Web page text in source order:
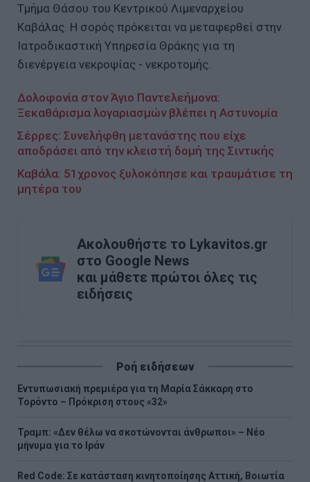
Τμήμα Θάσου του Κεντρικού Λιμεναρχείου
Καβάλας. Η σορός πρόκειται να μεταφερθεί στην
Ιατροδικαστική Υπηρεσία Θράκης για τη
διενέργεια νεκροψίας - νεκροτομής.
Δολοφονία στον Άγιο Παντελεήμονα:
Ξεκαθάρισμα λογαριασμών βλέπει η Αστυνομία
Σέρρες: Συνελήφθη μετανάστης που είχε
αποδράσει από την κλειστή δομή της Σιντικής
Καβάλα: 51χρονος ξυλοκόπησε και τραυμάτισε τη
μητέρα του
Ακολουθήστε το Lykavitos.gr
στο Google News
και μάθετε πρώτοι όλες τις
ειδήσεις
Ροή ειδήσεων
Εντυπωσιακή πρεμιέρα για τη Μαρία Σάκκαρη στο
Τορόντο – Πρόκριση στους «32»
Τραμπ: «Δεν θέλω να σκοτώνονται άνθρωποι» – Νέο
μήνυμα για το Ιράν
Red Code: Σε κατάσταση κινητοποίησης Αττική, Βοιωτία